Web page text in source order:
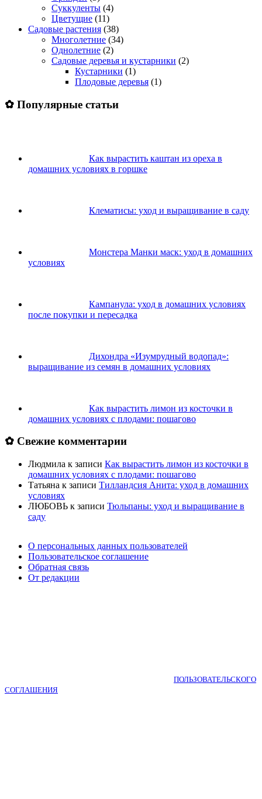
Суккуленты (4)
Цветущие (11)
Садовые растения (38)
Многолетние (34)
Однолетние (2)
Садовые деревья и кустарники (2)
Кустарники (1)
Плодовые деревья (1)
✿ Популярные статьи
Как вырастить каштан из ореха в
домашних условиях в горшке
Клематисы: уход и выращивание в саду
Монстера Манки маск: уход в домашних
условиях
Кампанула: уход в домашних условиях
после покупки и пересадка
Дихондра «Изумрудный водопад»:
выращивание из семян в домашних условиях
Как вырастить лимон из косточки в
домашних условиях с плодами: пошагово
✿ Свежие комментарии
Людмила к записи Как вырастить лимон из косточки в
домашних условиях с плодами: пошагово
Татьяна к записи Тилландсия Анита: уход в домашних
условиях
ЛЮБОВЬ к записи Тюльпаны: уход и выращивание в
саду
О персональных данных пользователей
Пользовательское соглашение
Обратная связь
От редакции
ПОЛЬЗОВАТЕЛЬСКОГО
СОГЛАШЕНИЯ